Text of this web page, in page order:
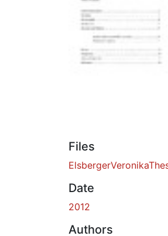
Files
Date
2012
Authors